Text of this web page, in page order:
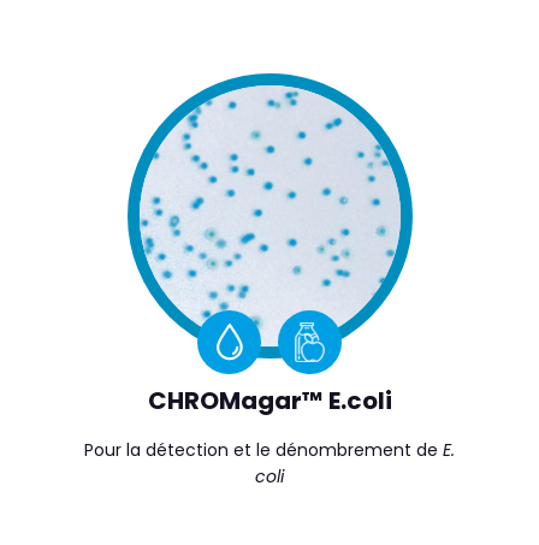
CHROMagar™ E.coli
Pour la détection et le dénombrement de E.
coli